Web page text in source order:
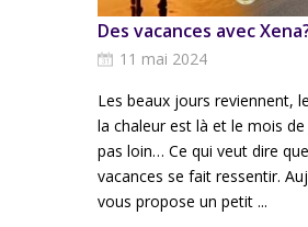
Des vacances avec
11 mai 2024
Les beaux jours reviennent,
la chaleur est là et le mois de
pas loin… Ce qui veut dire que
vacances se fait ressentir.
vous propose un petit ...